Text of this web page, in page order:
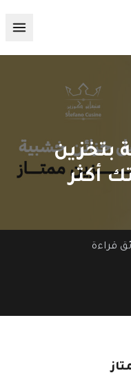
بتخزين
أكثر